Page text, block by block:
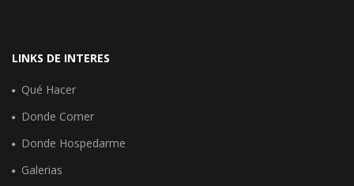
LINKS DE INTERES
Qué Hacer
Donde Comer
Donde Hospedarme
Galerias